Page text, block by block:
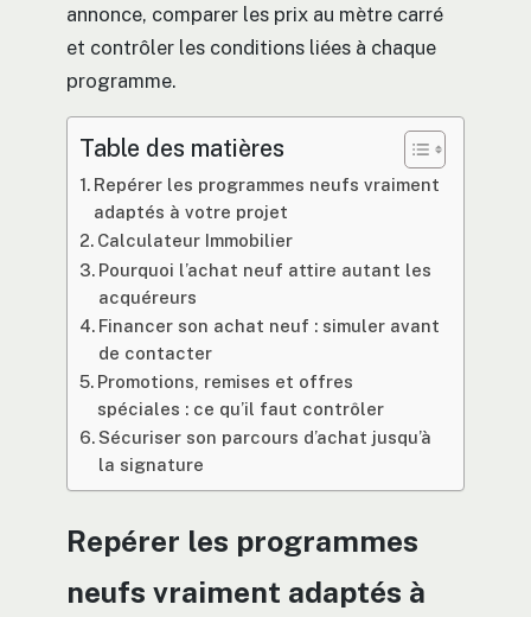
annonce, comparer les prix au mètre carré
et contrôler les conditions liées à chaque
programme.
Table des matières
Repérer les programmes neufs vraiment
adaptés à votre projet
Calculateur Immobilier
Pourquoi l’achat neuf attire autant les
acquéreurs
Financer son achat neuf : simuler avant
de contacter
Promotions, remises et offres
spéciales : ce qu’il faut contrôler
Sécuriser son parcours d’achat jusqu’à
la signature
Repérer les programmes
neufs vraiment adaptés à